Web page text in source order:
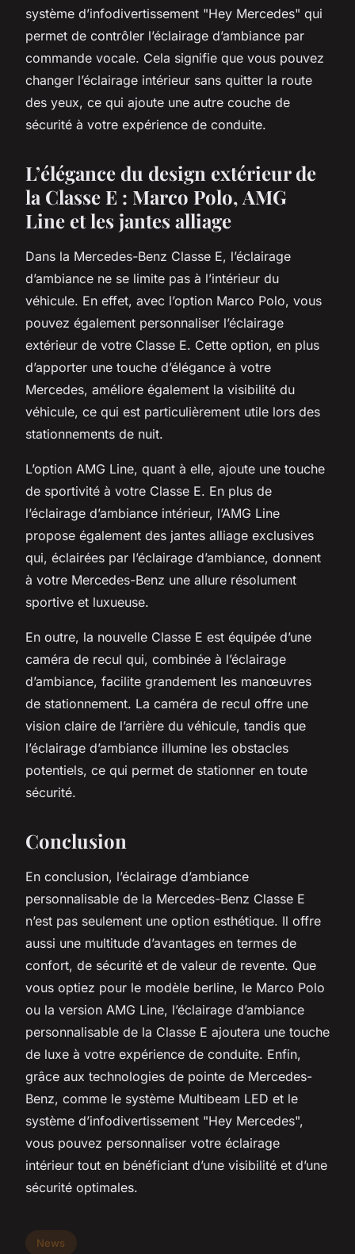
système d’infodivertissement "Hey Mercedes" qui
permet de contrôler l’éclairage d’ambiance par
commande vocale. Cela signifie que vous pouvez
changer l’éclairage intérieur sans quitter la route
des yeux, ce qui ajoute une autre couche de
sécurité à votre expérience de conduite.
L’élégance du design extérieur de
la Classe E : Marco Polo, AMG
Line et les jantes alliage
Dans la Mercedes-Benz Classe E, l’éclairage
d’ambiance ne se limite pas à l’intérieur du
véhicule. En effet, avec l’option Marco Polo, vous
pouvez également personnaliser l’éclairage
extérieur de votre Classe E. Cette option, en plus
d’apporter une touche d’élégance à votre
Mercedes, améliore également la visibilité du
véhicule, ce qui est particulièrement utile lors des
stationnements de nuit.
L’option AMG Line, quant à elle, ajoute une touche
de sportivité à votre Classe E. En plus de
l’éclairage d’ambiance intérieur, l’AMG Line
propose également des jantes alliage exclusives
qui, éclairées par l’éclairage d’ambiance, donnent
à votre Mercedes-Benz une allure résolument
sportive et luxueuse.
En outre, la nouvelle Classe E est équipée d’une
caméra de recul qui, combinée à l’éclairage
d’ambiance, facilite grandement les manœuvres
de stationnement. La caméra de recul offre une
vision claire de l’arrière du véhicule, tandis que
l’éclairage d’ambiance illumine les obstacles
potentiels, ce qui permet de stationner en toute
sécurité.
Conclusion
En conclusion, l’éclairage d’ambiance
personnalisable de la Mercedes-Benz Classe E
n’est pas seulement une option esthétique. Il offre
aussi une multitude d’avantages en termes de
confort, de sécurité et de valeur de revente. Que
vous optiez pour le modèle berline, le Marco Polo
ou la version AMG Line, l’éclairage d’ambiance
personnalisable de la Classe E ajoutera une touche
de luxe à votre expérience de conduite. Enfin,
grâce aux technologies de pointe de Mercedes-
Benz, comme le système Multibeam LED et le
système d’infodivertissement "Hey Mercedes",
vous pouvez personnaliser votre éclairage
intérieur tout en bénéficiant d’une visibilité et d’une
sécurité optimales.
News